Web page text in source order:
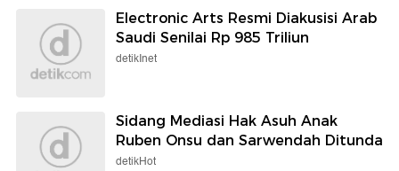
Electronic Arts Resmi Diakusisi Arab
Saudi Senilai Rp 985 Triliun
detikInet
Sidang Mediasi Hak Asuh Anak
Ruben Onsu dan Sarwendah Ditunda
detikHot